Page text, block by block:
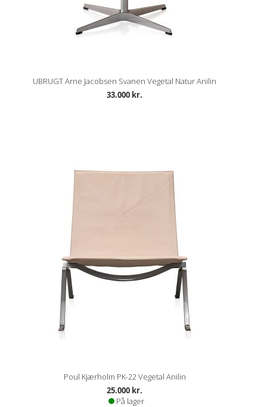
UBRUGT Arne Jacobsen Svanen Vegetal Natur Anilin
33.000 kr.
Poul Kjærholm PK-22 Vegetal Anilin
25.000 kr.
På lager